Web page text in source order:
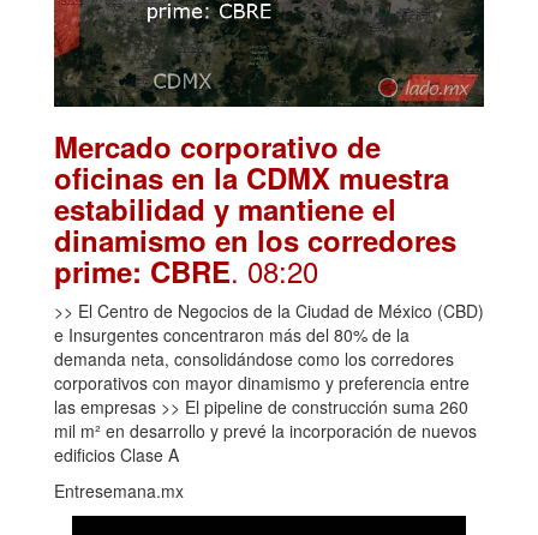
Mercado corporativo de
oficinas en la CDMX muestra
estabilidad y mantiene el
dinamismo en los corredores
prime: CBRE. 08:20
>> El Centro de Negocios de la Ciudad de México (CBD)
e Insurgentes concentraron más del 80% de la
demanda neta, consolidándose como los corredores
corporativos con mayor dinamismo y preferencia entre
las empresas >> El pipeline de construcción suma 260
mil m² en desarrollo y prevé la incorporación de nuevos
edificios Clase A
Entresemana.mx